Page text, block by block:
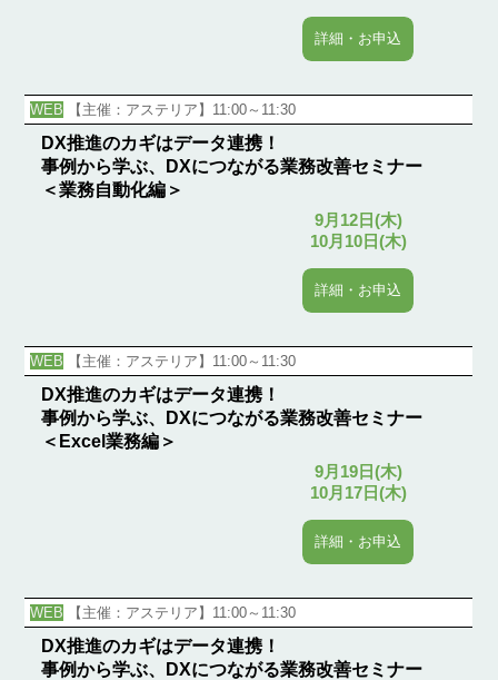
詳細・お申込
WEB 【主催：アステリア】11:00～11:30
DX推進のカギはデータ連携！
事例から学ぶ、DXにつながる業務改善セミナー
＜業務自動化編＞
9月12日(木)
10月10日(木)
詳細・お申込
WEB 【主催：アステリア】11:00～11:30
DX推進のカギはデータ連携！
事例から学ぶ、DXにつながる業務改善セミナー
＜Excel業務編＞
9月19日(木)
10月17日(木)
詳細・お申込
WEB 【主催：アステリア】11:00～11:30
DX推進のカギはデータ連携！
事例から学ぶ、DXにつながる業務改善セミナー